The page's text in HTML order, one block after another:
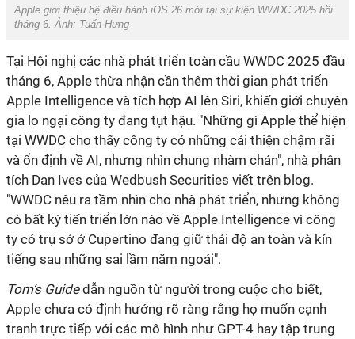
Apple giới thiệu hệ điều hành iOS 26 mới tại sự kiện WWDC 2025 hồi
tháng 6. Ảnh: Tuấn Hưng
Tại Hội nghị các nhà phát triển toàn cầu WWDC 2025 đầu
tháng 6, Apple thừa nhận cần thêm thời gian phát triển
Apple Intelligence và tích hợp AI lên Siri, khiến giới chuyên
gia lo ngại công ty đang tụt hậu. "Những gì Apple thể hiện
tại WWDC cho thấy công ty có những cải thiện chậm rãi
và ổn định về AI, nhưng nhìn chung nhàm chán", nhà phân
tích Dan Ives của Wedbush Securities viết trên blog.
"WWDC nêu ra tầm nhìn cho nhà phát triển, nhưng không
có bất kỳ tiến triển lớn nào về Apple Intelligence vì công
ty có trụ sở ở Cupertino đang giữ thái độ an toàn và kín
tiếng sau những sai lầm năm ngoái".
Tom’s Guidedẫn nguồn từ người trong cuộc cho biết,
Apple chưa có định hướng rõ ràng rằng họ muốn cạnh
tranh trực tiếp với các mô hình như GPT-4 hay tập trung